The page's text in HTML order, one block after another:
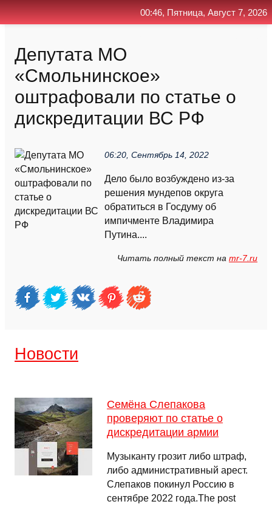
Депутата МО
«Смольнинское»
оштрафовали по статье о
дискредитации ВС РФ
06:20, Сентябрь 14, 2022
Дело было возбуждено из-за
решения мундепов округа
обратиться в Госдуму об
импичменте Владимира
Путина....
Читать полный текст на mr-7.ru
Новости
Семёна Слепакова
проверяют по статье о
дискредитации армии
Музыканту грозит либо штраф,
либо административный арест.
Слепаков покинул Россию в
сентябре 2022 года.The post
00:46, Пятница, Август 7, 2026